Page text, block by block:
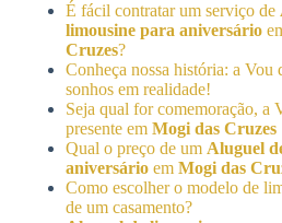
É fácil contratar um serviço de
limousine para aniversário
Cruzes?
Conheça nossa história: a Vou
sonhos em realidade!
Seja qual for comemoração, a
presente em Mogi das Cruzes
Qual o preço de um Aluguel
aniversário em Mogi das
Como escolher o modelo de
de um casamento?